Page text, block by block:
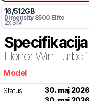
16/512GB
Dimensity 8500 Elite
2x SIM
Specifikacija
Honor Win Turbo
Model
Status 30. maj